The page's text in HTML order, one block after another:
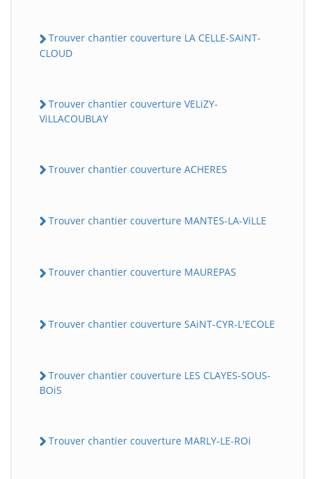
Trouver chantier couverture LA CELLE-SAiNT-
CLOUD
Trouver chantier couverture VELiZY-
ViLLACOUBLAY
Trouver chantier couverture ACHERES
Trouver chantier couverture MANTES-LA-ViLLE
Trouver chantier couverture MAUREPAS
Trouver chantier couverture SAiNT-CYR-L'ECOLE
Trouver chantier couverture LES CLAYES-SOUS-
BOiS
Trouver chantier couverture MARLY-LE-ROi